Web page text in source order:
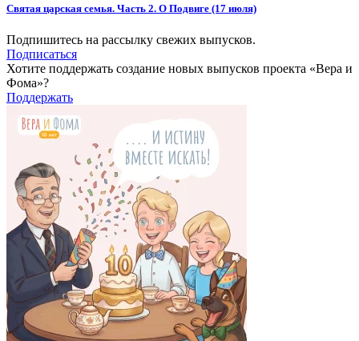
Святая царская семья. Часть 2. О Подвиге (17 июля)
Подпишитесь на рассылку свежих выпусков.
Подписаться
Хотите поддержать создание новых выпусков проекта «Вера и
Фома»?
Поддержать